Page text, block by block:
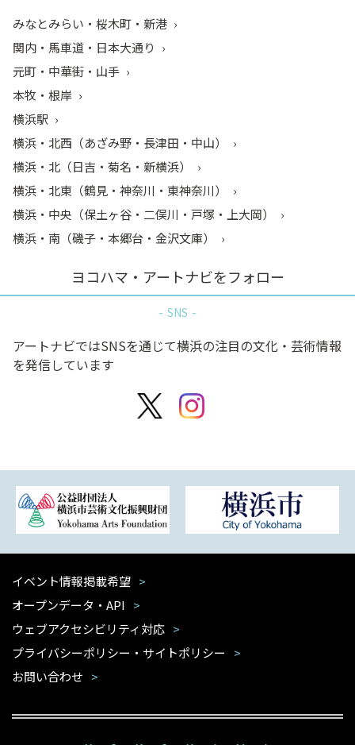
みなとみらい・桜木町・新港
関内・馬車道・日本大通り
元町・中華街・山手
本牧・根岸
横浜駅
横浜・北西（あざみ野・長津田・中山）
横浜・北（日吉・菊名・新横浜）
横浜・北東（鶴見・神奈川・東神奈川）
横浜・中央（保土ヶ谷・二俣川・戸塚・上大岡）
横浜・南（磯子・本郷台・金沢文庫）
ヨコハマ・アートナビをフォロー
SNS
アートナビではSNSを通じて横浜の注目の文化・芸術情報
を発信しています
イベント情報掲載希望
オープンデータ・API
ウェブアクセシビリティ対応
プライバシーポリシー・サイトポリシー
お問い合わせ